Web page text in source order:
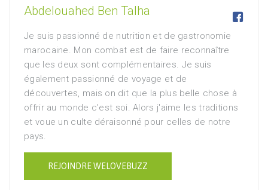
Abdelouahed Ben Talha 
Je suis passionné de nutrition et de gastronomie
marocaine. Mon combat est de faire reconnaître
que les deux sont complémentaires. Je suis
également passionné de voyage et de
découvertes, mais on dit que la plus belle chose à
offrir au monde c'est soi. Alors j'aime les traditions
et voue un culte déraisonné pour celles de notre
pays.
REJOINDRE WELOVEBUZZ